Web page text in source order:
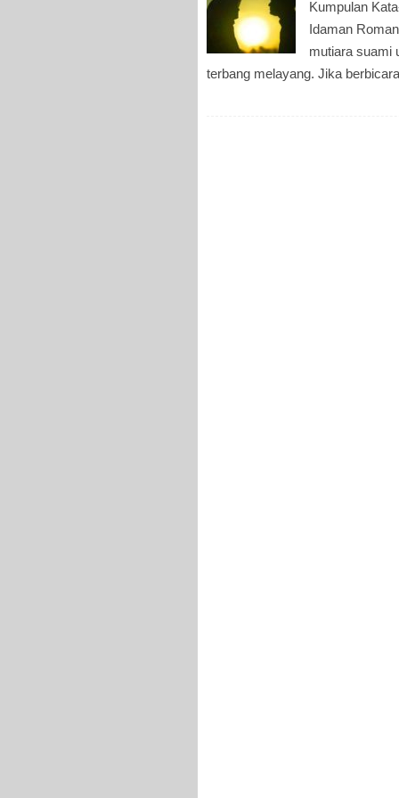
Kumpulan
Idaman
mutiara suami
terbang melayang. Jika